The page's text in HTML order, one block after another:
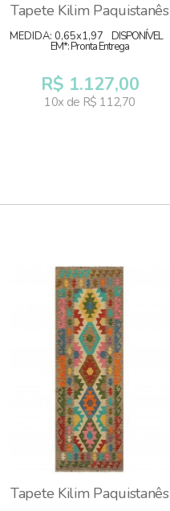
Tapete Kilim Paquistanês
MEDIDA: 0,65x1,97 DISPONÍVEL
EM*: Pronta Entrega
R$ 1.127,00
10x de R$ 112,70
Tapete Kilim Paquistanês